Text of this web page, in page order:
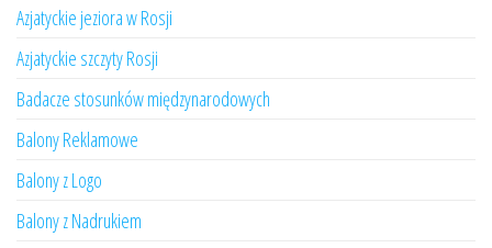
Azjatyckie jeziora w Rosji
Azjatyckie szczyty Rosji
Badacze stosunków międzynarodowych
Balony Reklamowe
Balony z Logo
Balony z Nadrukiem